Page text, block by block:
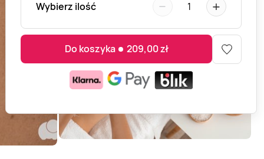
Wybierz ilość − 1 +
Do koszyka 209,00zł